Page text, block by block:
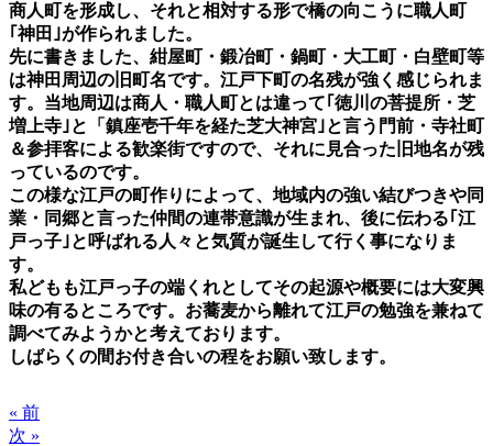
商人町を形成し、それと相対する形で橋の向こうに職人町
｢神田｣が作られました。
先に書きました、紺屋町・鍛冶町・鍋町・大工町・白壁町等
は神田周辺の旧町名です。江戸下町の名残が強く感じられま
す。当地周辺は商人・職人町とは違って｢徳川の菩提所・芝
増上寺｣と「鎮座壱千年を経た芝大神宮｣と言う門前・寺社町
＆参拝客による歓楽街ですので、それに見合った旧地名が残
っているのです。
この様な江戸の町作りによって、地域内の強い結びつきや同
業・同郷と言った仲間の連帯意識が生まれ、後に伝わる｢江
戸っ子｣と呼ばれる人々と気質が誕生して行く事になりま
す。
私どもも江戸っ子の端くれとしてその起源や概要には大変興
味の有るところです。お蕎麦から離れて江戸の勉強を兼ねて
調べてみようかと考えております。
しばらくの間お付き合いの程をお願い致します。
« 前
次 »